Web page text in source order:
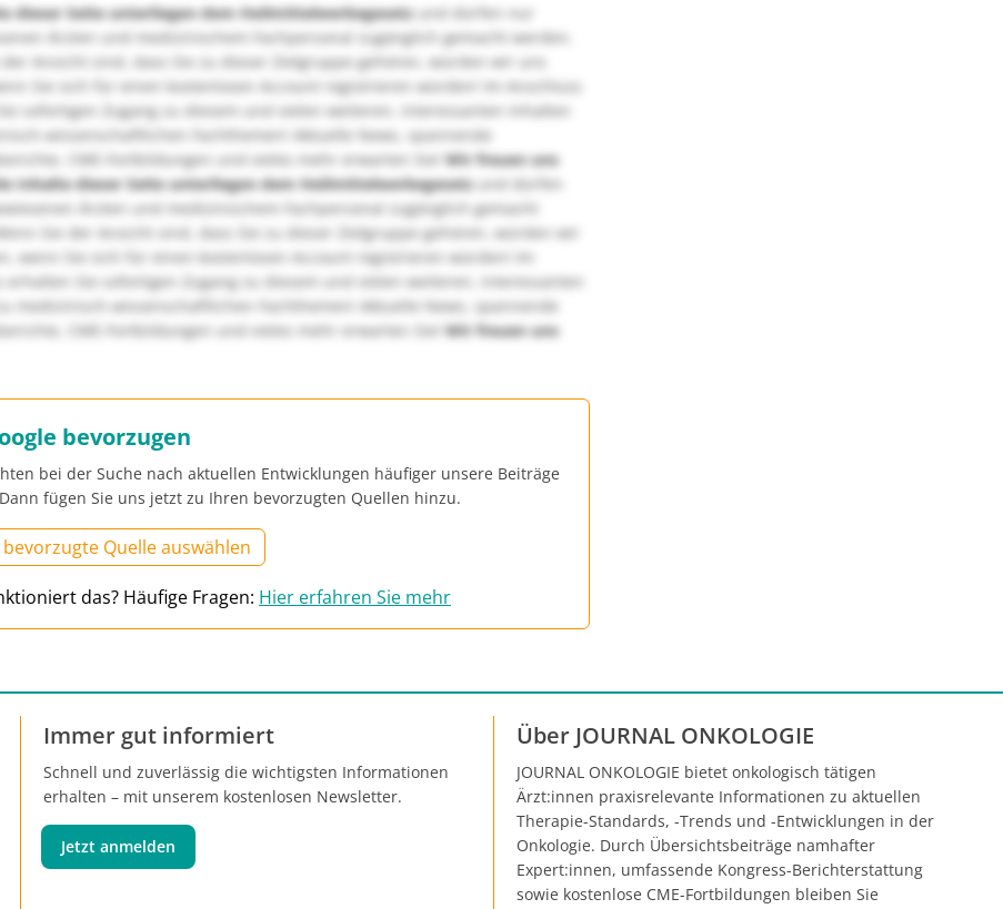
dieser Seite unterliegen dem Heilmittelwerbegesetzund dürfen nur
Ärzten und medizinischem Fachpersonal zugänglich gemacht werden.
der Ansicht sind, dass Sie zu dieser Zielgruppe gehören, würden wir uns
Sie sich für einen kostenlosen Account registrieren würden! Im Anschluss
sofortigen Zugang zu diesem und vielen weiteren, interessanten Inhalten
wissenschaftlichen Fachthemen! Aktuelle News, spannende
CME-Fortbildungen und vieles mehr erwarten Sie!Wir freuen uns
Inhalte dieser Seite unterliegen dem Heilmittelwerbegesetzund dürfen
Ärzten und medizinischem Fachpersonal zugänglich gemacht
Sie der Ansicht sind, dass Sie zu dieser Zielgruppe gehören, würden wir
wenn Sie sich für einen kostenlosen Account registrieren würden! Im
erhalten Sie sofortigen Zugang zu diesem und vielen weiteren, interessanten
medizinisch-wissenschaftlichen Fachthemen! Aktuelle News, spannende
CME-Fortbildungen und vieles mehr erwarten Sie! Wir freuen uns
bevorzugen
bei der Suche nach aktuellen Entwicklungen häufiger unsere Beiträge
fügen Sie uns jetzt zu Ihren bevorzugten Quellen hinzu.
bevorzugte Quelle auswählen
das? Häufige Fragen: Hier erfahren Sie mehr
Immer gut informiert
Schnell und zuverlässig die wichtigsten Informationen
erhalten – mit unserem kostenlosen Newsletter.
Jetzt anmelden
Über JOURNAL ONKOLOGIE
JOURNAL ONKOLOGIE bietet onkologisch tätigen
Ärzt:innen praxisrelevante Informationen zu aktuellen
Therapie-Standards, -Trends und -Entwicklungen in der
Onkologie. Durch Übersichtsbeiträge namhafter
Expert:innen, umfassende Kongress-Berichterstattung
sowie kostenlose CME-Fortbildungen bleiben Sie